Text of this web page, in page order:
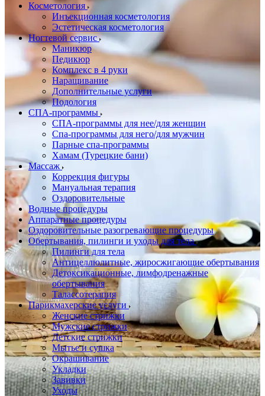
Косметология
Инъекционная косметология
Эстетическая косметология
Ногтевой сервис
Маникюр
Педикюр
Комплекс в 4 руки
Наращивание
Дополнительные услуги
Подология
СПА-программы
СПА-программы для нее/для женщин
Спа-программы для него/для мужчин
Парные спа-программы
Хамам (Турецкие бани)
Массаж
Коррекция фигуры
Мануальная терапия
Оздоровительные
Водные процедуры
Аппаратные процедуры
Оздоровительные разогревающие процедуры
Обертывания, пилинги и уходы для тела
Пилинги для тела
Антицеллюлитные, жиросжигающие обертывания
Детоксикационные, лимфодренажные
обертывания
Талассотерапия
Парикмахерские услуги
Женские стрижки
Мужские стрижки
Детские стрижки
Мытье и сушка
Окрашивание
Укладки
Завивки
Уходы